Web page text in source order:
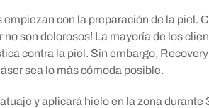
con la preparación de la piel.
son dolorosos! La mayoría de los
contra la piel. Sin embargo,
sea lo más cómoda posible.
y aplicará hielo en la zona durante